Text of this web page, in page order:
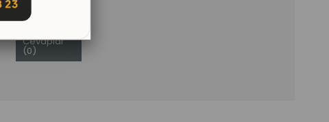
Sorular (0)
Cevaplar
(0)